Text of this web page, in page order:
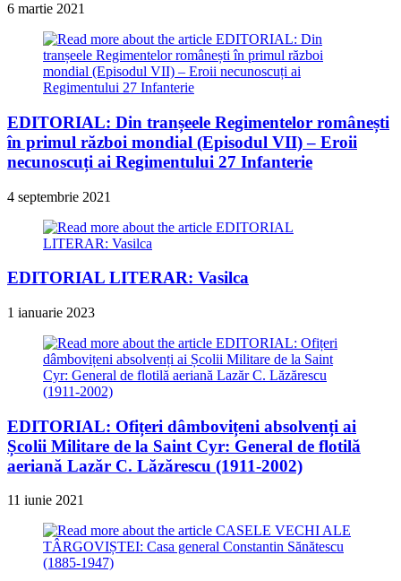
6 martie 2021
EDITORIAL: Din tranșeele Regimentelor românești
în primul război mondial (Episodul VII) – Eroii
necunoscuți ai Regimentului 27 Infanterie
4 septembrie 2021
EDITORIAL LITERAR: Vasilca
1 ianuarie 2023
EDITORIAL: Ofițeri dâmbovițeni absolvenți ai
Școlii Militare de la Saint Cyr: General de flotilă
aeriană Lazăr C. Lăzărescu (1911-2002)
11 iunie 2021